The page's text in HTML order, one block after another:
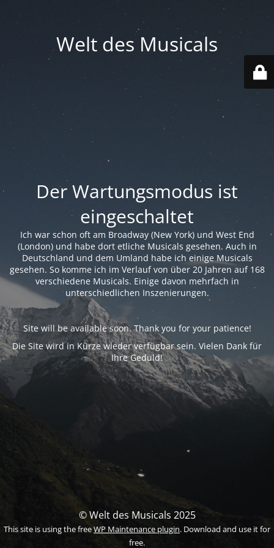
Welt des Musicals
Der Wartungsmodus ist
eingeschaltet
Ich war schon oft am Broadway (New York) und West End
(London) und habe dort etliche Musicals gesehen. Auch in
Deutschland und dem Umland habe ich einige Musicals
gesehen. So komme ich im Verlauf von über 20 Jahren auf 168
verschiedene Musicals. Einige davon mehrfach in
unterschiedlichen Inszenierungen.
Site will be available soon. Thank you for your patience!
Die Site wird in Kürze wieder verfügbar sein. Vielen Dank für
Ihre Geduld!
© Welt des Musicals 2025
This site is using the freeWP Maintenance plugin. Download and use it for
free.